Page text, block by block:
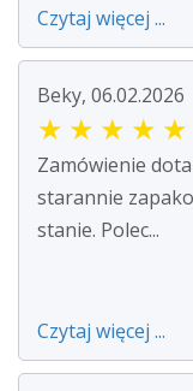
Czytaj więcej ...
Beky, 06.02.2026
★ ★ ★ ★ ★
Zamówienie
starannie
stanie. Polec...
Czytaj więcej ...